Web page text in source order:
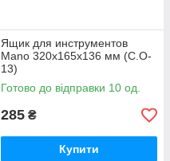
Ящик для инструментов
Mano 320x165x136 мм (C.O-
13)
Готово до відправки 10 од.
285 ₴
Купити